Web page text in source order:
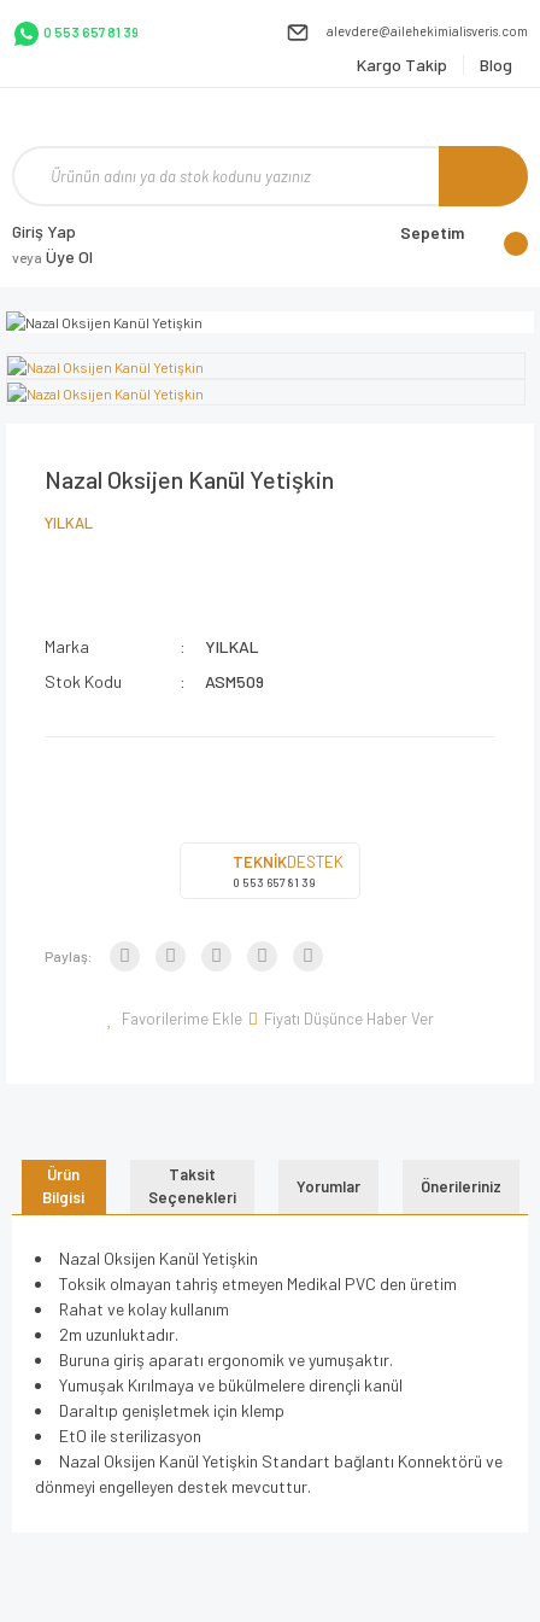
0 553 657 81 39 alevdere@ailehekimialisveris.com
Kargo Takip Blog
Giriş Yap
veya Üye Ol
Sepetim
Nazal Oksijen Kanül Yetişkin
YILKAL
Marka
YILKAL
Stok Kodu
ASM509
TEKNİKDESTEK
0 553 657 81 39
Paylaş:
Fiyatı Düşünce Haber Ver
Ürün
Bilgisi
Taksit
Seçenekleri
Yorumlar Önerileriniz
Nazal Oksijen Kanül Yetişkin
Toksik olmayan tahriş etmeyen Medikal PVC den üretim
Rahat ve kolay kullanım
2m uzunluktadır.
Buruna giriş aparatı ergonomik ve yumuşaktır.
Yumuşak Kırılmaya ve bükülmelere dirençli kanül
Daraltıp genişletmek için klemp
EtO ile sterilizasyon
Nazal Oksijen Kanül Yetişkin Standart bağlantı Konnektörü ve
dönmeyi engelleyen destek mevcuttur.